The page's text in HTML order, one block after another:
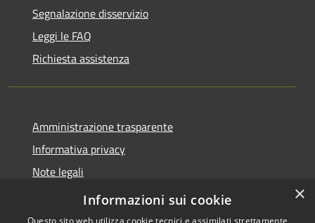
Segnalazione disservizio
Leggi le FAQ
Richiesta assistenza
Amministrazione trasparente
Informativa privacy
Note legali
Dichiarazione di accessibilità
×
Informazioni sui cookie
Questo sito web utilizza cookie tecnici e assimilati strettamente